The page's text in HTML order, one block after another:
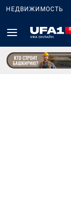
НЕДВИЖИМОСТЬ